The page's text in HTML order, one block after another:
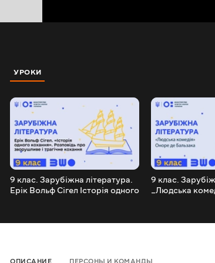
УРОКИ
9 клас. Зарубіжна література.
Ерік Вольф Сігел Історія одного
9 клас.
_Людська